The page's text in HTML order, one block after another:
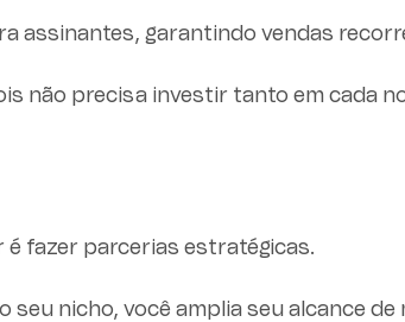
assinantes, garantindo vendas
não precisa investir tanto em cada
é fazer parcerias estratégicas.
nicho, você amplia seu alcance de